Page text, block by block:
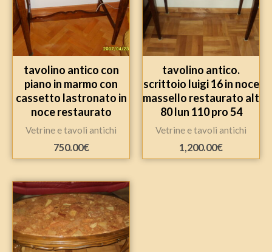
tavolino antico con
piano in marmo con
cassetto lastronato in
noce restaurato
Vetrine e tavoli antichi
750.00€
tavolino antico.
scrittoio luigi 16 in noce
massello restaurato alt
80 lun 110 pro 54
Vetrine e tavoli antichi
1,200.00€